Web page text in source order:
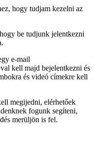
hogy tudjam kezelni az
be tudjunk jelentkezni
e-mail
kell majd bejelentkezni és
és videó címekre kell
megijedni, elérhetőek
fogunk segíteni,
merüljön is fel.